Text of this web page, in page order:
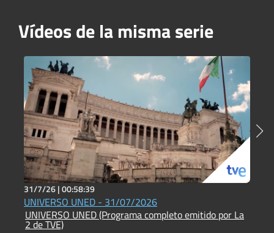
Vídeos de la misma serie
31/7/26 |00:58:39
UNIVERSO UNED - 31/07/2026
UNIVERSO UNED (Programa completo emitido por La
2 de TVE)